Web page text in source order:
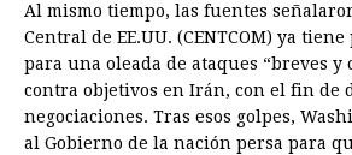
Al mismo tiempo, las fuentes
Central de EE.UU. (CENTCOM) ya
para una oleada de ataques “breves y
contra objetivos en Irán, con el fin de
negociaciones. Tras esos golpes,
al Gobierno de la nación persa para